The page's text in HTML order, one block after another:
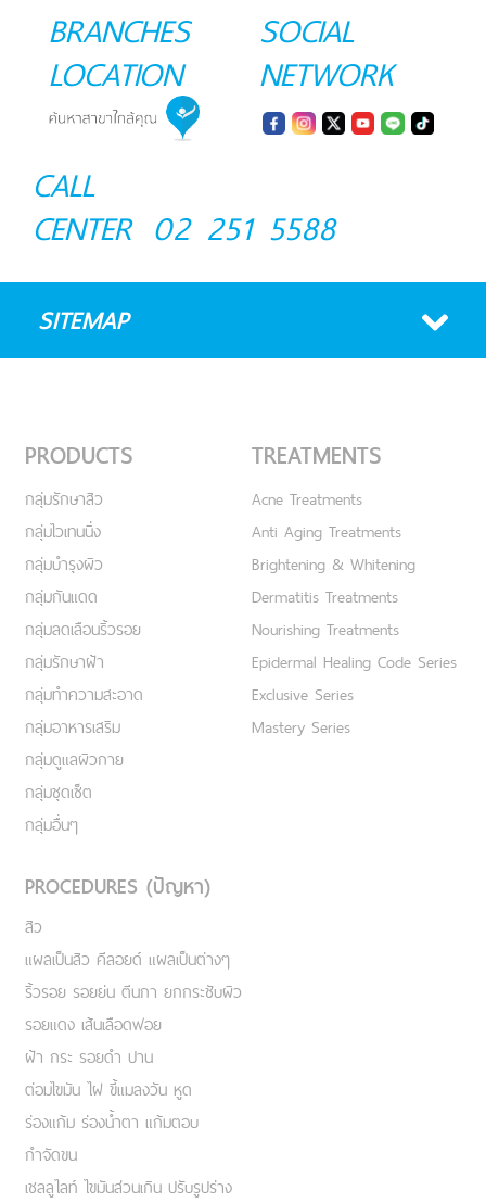
BRANCHES
LOCATION
SOCIAL
NETWORK
CALL
CENTER 02 251 5588
SITEMAP
PRODUCTS
กลุ่มรักษาสิว
กลุ่มไวเทนนิ่ง
กลุ่มบำรุงผิว
กลุ่มกันแดด
กลุ่มลดเลือนริ้วรอย
กลุ่มรักษาฝ้า
กลุ่มทำความสะอาด
กลุ่มอาหารเสริม
กลุ่มดูแลผิวกาย
กลุ่มชุดเซ็ต
กลุ่มอื่นๆ
TREATMENTS
Acne Treatments
Anti Aging Treatments
Brightening & Whitening
Dermatitis Treatments
Nourishing Treatments
Epidermal Healing Code Series
Exclusive Series
Mastery Series
PROCEDURES (ปัญหา)
สิว
แผลเป็นสิว คีลอยด์ แผลเป็นต่างๆ
ริ้วรอย รอยย่น ตีนกา ยกกระชับผิว
รอยแดง เส้นเลือดฟอย
ฝ้า กระ รอยดำ ปาน
ต่อมไขมัน ไฝ ขี้แมลงวัน หูด
ร่องแก้ม ร่องน้ำตา แก้มตอบ
กำจัดขน
เชลลูไลท์ ไขมันส่วนเกิน ปรับรูปร่าง